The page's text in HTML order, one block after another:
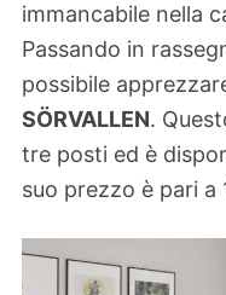
immancabile nella
Passando in
possibile
SÖRVALLEN.
tre posti ed è
suo prezzo è pari a